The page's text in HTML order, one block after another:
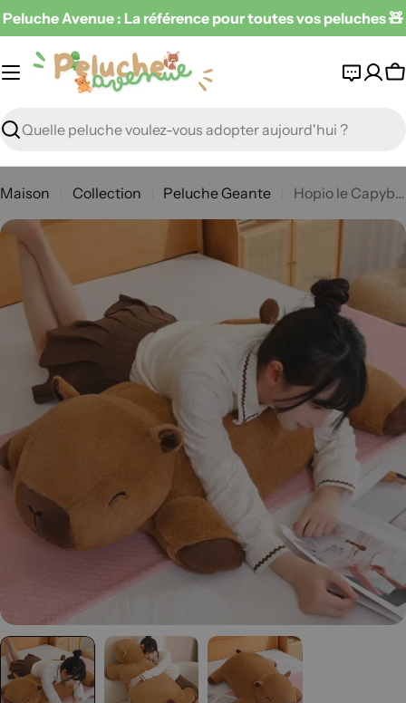
Passer
au
contenu
Peluche Avenue : La référence pour toutes vos peluches 🧸
Recherche
Maison Collection Peluche Geante Hopio le Capybara Géant
Passer
informations
sur
produit